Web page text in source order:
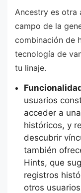
Ancestry es otra
campo de la
combinación de
tecnología de
tu linaje.
usuarios
acceder a
históricos, y
descubrir
también
Hints, que
registros
otros